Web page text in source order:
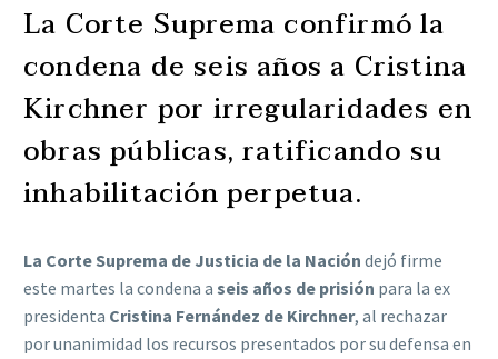
La Corte Suprema confirmó la
condena de seis años a Cristina
Kirchner por irregularidades en
obras públicas, ratificando su
inhabilitación perpetua.
La Corte Suprema de Justicia de la Nación dejó firme
este martes la condena a seis años de prisión para la ex
presidenta Cristina Fernández de Kirchner, al rechazar
por unanimidad los recursos presentados por su defensa en